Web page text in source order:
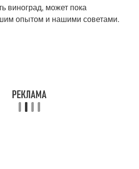
виноград, может пока
опытом и нашими советами.